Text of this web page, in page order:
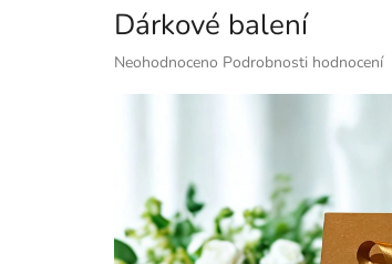
Dárkové balení
Průměrné
hvězdiček.
Neohodnoceno Podrobnosti hodnocení